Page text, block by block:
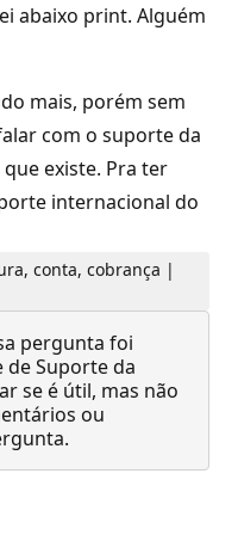
abaixo print. Alguém
mais, porém sem
com o suporte da
existe. Pra ter
internacional do
conta, cobrança |
pergunta foi
de Suporte da
se é útil, mas não
ou